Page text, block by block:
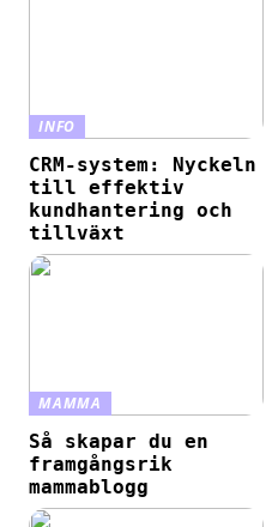
INFO
CRM-system: Nyckeln
till effektiv
kundhantering och
tillväxt
MAMMA
Så skapar du en
framgångsrik
mammablogg